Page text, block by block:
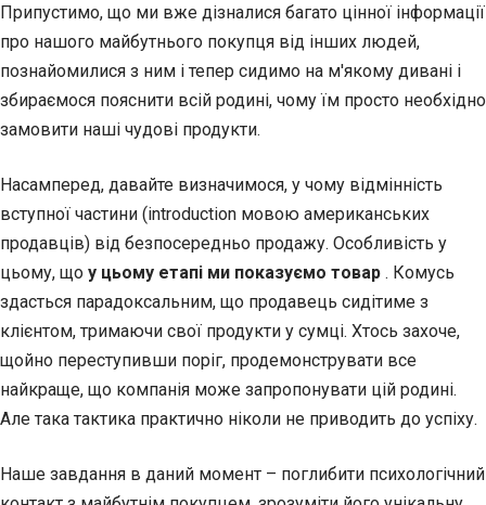
Припустимо, що ми вже дізналися багато цінної інформації
про нашого майбутнього покупця від інших людей,
познайомилися з ним і тепер сидимо на м'якому дивані і
збираємося пояснити всій родині, чому їм просто необхідно
замовити наші чудові продукти.
Насамперед, давайте визначимося, у чому відмінність
вступної частини (introduction мовою американських
продавців) від безпосередньо продажу. Особливість у
цьому, що у цьому етапі ми показуємо товар . Комусь
здасться парадоксальним, що продавець сидітиме з
клієнтом, тримаючи свої продукти у сумці. Хтось захоче,
щойно переступивши поріг, продемонструвати все
найкраще, що компанія може запропонувати цій родині.
Але така тактика практично ніколи не приводить до успіху.
Наше завдання в даний момент – поглибити психологічний